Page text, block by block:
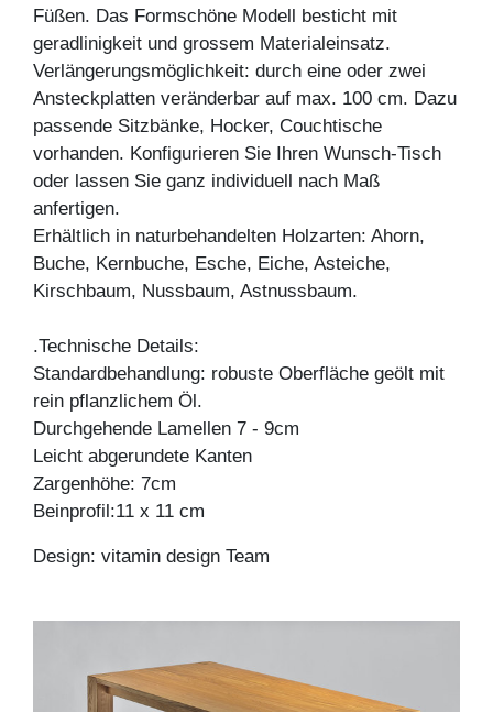
Füßen. Das Formschöne Modell besticht mit
geradlinigkeit und grossem Materialeinsatz.
Verlängerungsmöglichkeit: durch eine oder zwei
Ansteckplatten veränderbar auf max. 100 cm. Dazu
passende Sitzbänke, Hocker, Couchtische
vorhanden. Konfigurieren Sie Ihren Wunsch-Tisch
oder lassen Sie ganz individuell nach Maß
anfertigen.
Erhältlich in naturbehandelten Holzarten: Ahorn,
Buche, Kernbuche, Esche, Eiche, Asteiche,
Kirschbaum, Nussbaum, Astnussbaum.
.Technische Details:
Standardbehandlung: robuste Oberfläche geölt mit
rein pflanzlichem Öl.
Durchgehende Lamellen 7 - 9cm
Leicht abgerundete Kanten
Zargenhöhe: 7cm
Beinprofil:11 x 11 cm
Design: vitamin design Team